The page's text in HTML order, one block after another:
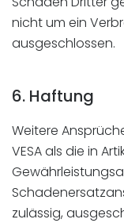
nicht um ein
ausgeschlossen.
6. Haftung
Weitere
VESA als die in
zulässig,